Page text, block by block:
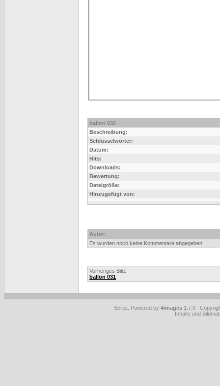
ballon 032
Beschreibung:
Schlüsselwörter:
Datum:
Hits:
Downloads:
Bewertung:
Dateigröße:
Hinzugefügt von:
Autor:
Es wurden noch keine Kommentare abgegeben.
Vorheriges Bild:
ballon 031
Script: Powered by 4images 1.7.9
Inhalte und